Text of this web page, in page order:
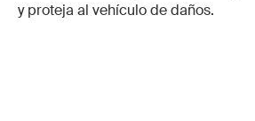
y proteja al vehículo de daños.